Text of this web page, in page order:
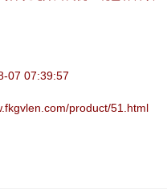
07 07:39:57
product/51.html